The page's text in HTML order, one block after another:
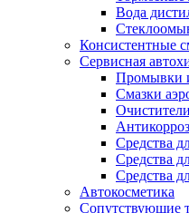
Вода
Консистентные
Сервисная
Промывки
Смазки
Очистители
Средства
Средства
Средства
Автокосметика
Сопутствующие